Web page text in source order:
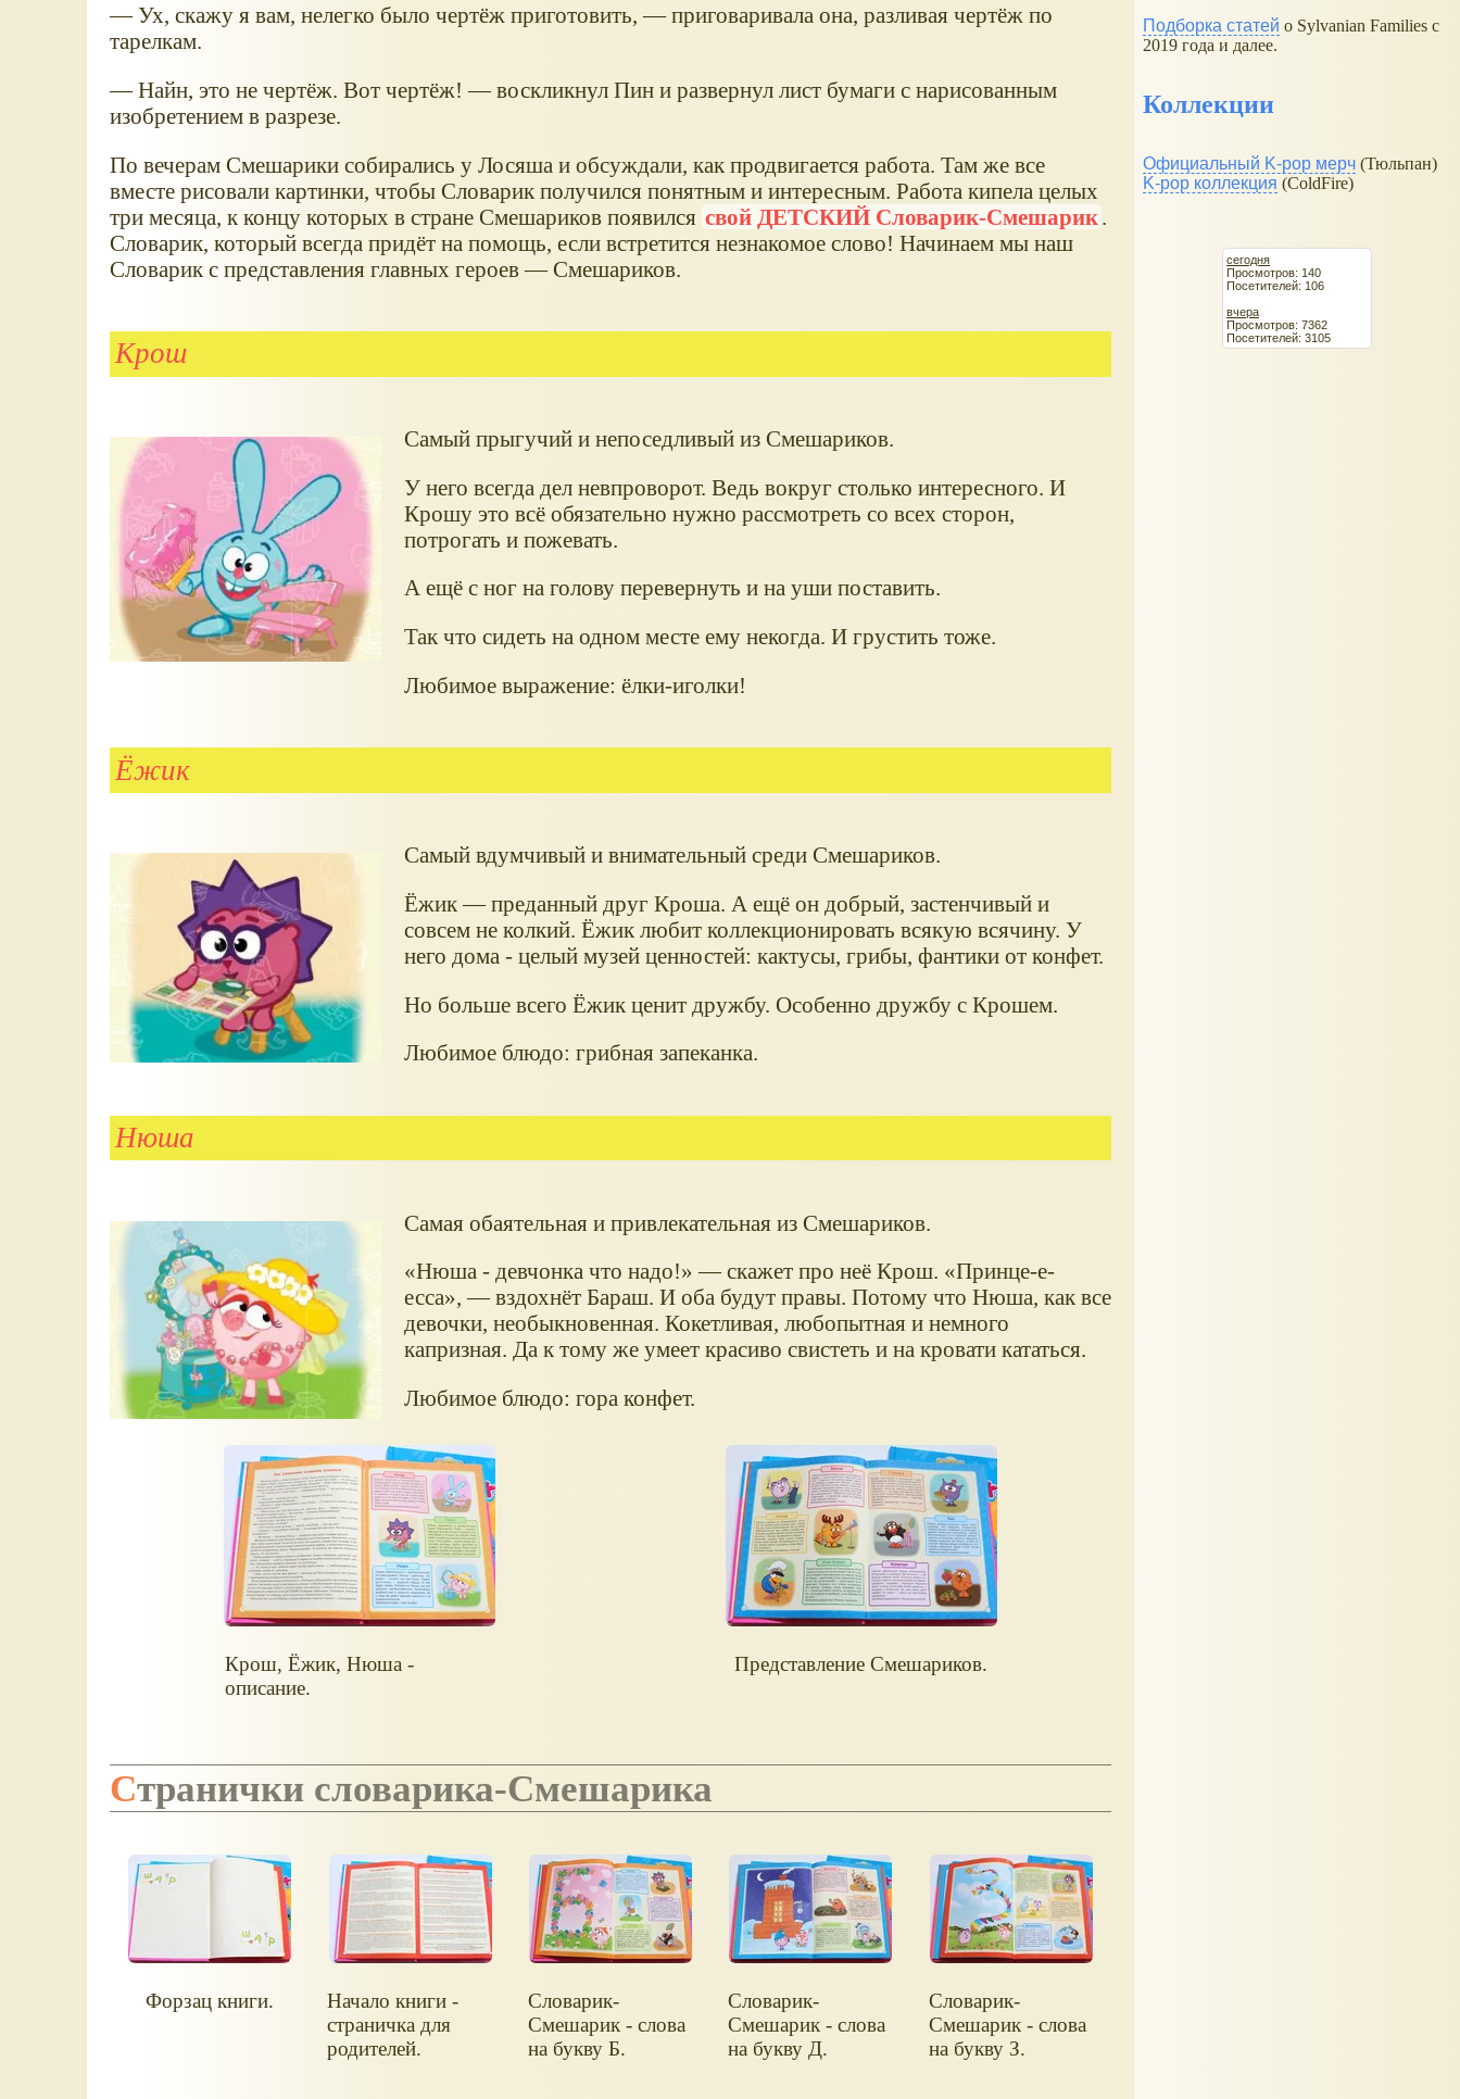
— Ух, скажу я вам, нелегко было чертёж приготовить, — приговаривала она, разливая чертёж по
тарелкам.
— Найн, это не чертёж. Вот чертёж! — воскликнул Пин и развернул лист бумаги с нарисованным
изобретением в разрезе.
По вечерам Смешарики собирались у Лосяша и обсуждали, как продвигается работа. Там же все
вместе рисовали картинки, чтобы Словарик получился понятным и интересным. Работа кипела целых
три месяца, к концу которых в стране Смешариков появился свой ДЕТСКИЙ Словарик-Смешарик.
Словарик, который всегда придёт на помощь, если встретится незнакомое слово! Начинаем мы наш
Словарик с представления главных героев — Смешариков.
Крош
Самый прыгучий и непоседливый из Смешариков.
У него всегда дел невпроворот. Ведь вокруг столько интересного. И
Крошу это всё обязательно нужно рассмотреть со всех сторон,
потрогать и пожевать.
А ещё с ног на голову перевернуть и на уши поставить.
Так что сидеть на одном месте ему некогда. И грустить тоже.
Любимое выражение: ёлки-иголки!
Ёжик
Самый вдумчивый и внимательный среди Смешариков.
Ёжик — преданный друг Кроша. А ещё он добрый, застенчивый и
совсем не колкий. Ёжик любит коллекционировать всякую всячину. У
него дома - целый музей ценностей: кактусы, грибы, фантики от конфет.
Но больше всего Ёжик ценит дружбу. Особенно дружбу с Крошем.
Любимое блюдо: грибная запеканка.
Нюша
Самая обаятельная и привлекательная из Смешариков.
Нюша - девчонка что надо!
— скажет про неё Крош.
Принце-е-
есса , — вздохнёт Бараш. И оба будут правы. Потому что Нюша, как все
девочки, необыкновенная. Кокетливая, любопытная и немного
капризная. Да к тому же умеет красиво свистеть и на кровати кататься.
Любимое блюдо: гора конфет.
Крош, Ёжик, Нюша -
описание.
Представление Смешариков.
Странички словарика-Смешарика
Форзац книги.
Начало книги -
страничка для
родителей.
Словарик-
Смешарик - слова
на букву Б.
Словарик-
Смешарик - слова
на букву Д.
Словарик-
Смешарик - слова
на букву З.
Подборка статей о Sylvanian Families с
2019 года и далее.
Коллекции
Официальный K-pop мерч (Тюльпан)
K-pop коллекция (ColdFire)
сегодня
Просмотров: 140
Посетителей: 106
вчера
Просмотров: 7362
Посетителей: 3105